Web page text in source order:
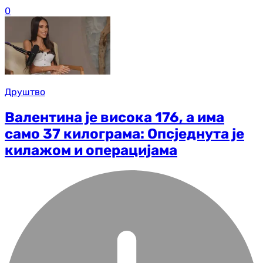
0
Друштво
Валентина је висока 176, а има
само 37 килограма: Опсједнута је
килажом и операцијама